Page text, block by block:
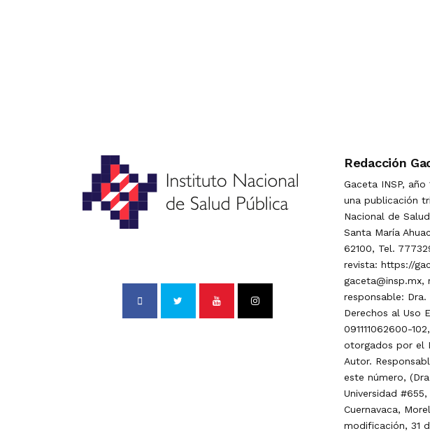
Redacción
Gaceta INSP,
una publicación
Nacional de
Santa María
62100, Tel.
revista: https://
gaceta@insp.mx,
responsable: Dra.
Derechos al Uso
091111062600-
otorgados por el
Autor.
este número,
Universidad
Cuernavaca,
modificación, 31